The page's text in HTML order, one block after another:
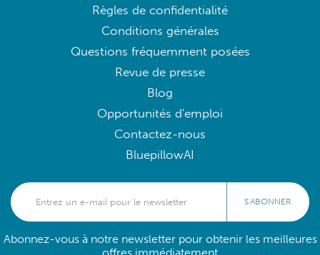
Règles de confidentialité
Conditions générales
Questions fréquemment posées
Revue de presse
Blog
Opportunités d'emploi
Contactez-nous
BluepillowAI
S'ABONNER
Abonnez-vous à notre newsletter pour obtenir les meilleures
offres immédiatement